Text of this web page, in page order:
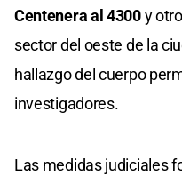
Centenera al 4300y
sector del oeste de la
hallazgo del cuerpo
investigadores.
Las medidas judiciales